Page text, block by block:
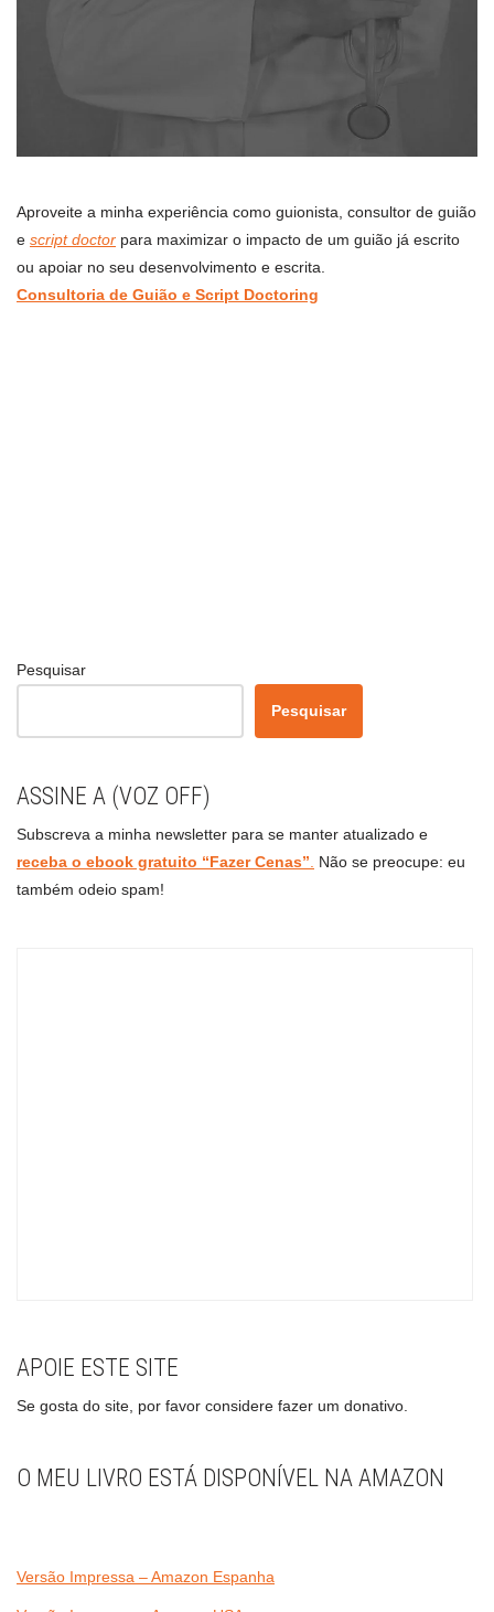
Aproveite a minha experiência como guionista, consultor de guião
e script doctor para maximizar o impacto de um guião já escrito
ou apoiar no seu desenvolvimento e escrita.
Consultoria de Guião e Script Doctoring
Pesquisar
Pesquisar
ASSINE A (VOZ OFF)
Subscreva a minha newsletter para se manter atualizado e
receba o ebook gratuito “Fazer Cenas”
Não se preocupe: eu
também odeio spam!
APOIE ESTE SITE
Se gosta do site, por favor considere fazer um donativo.
O MEU LIVRO ESTÁ DISPONÍVEL NA AMAZON
Versão Impressa – Amazon Espanha